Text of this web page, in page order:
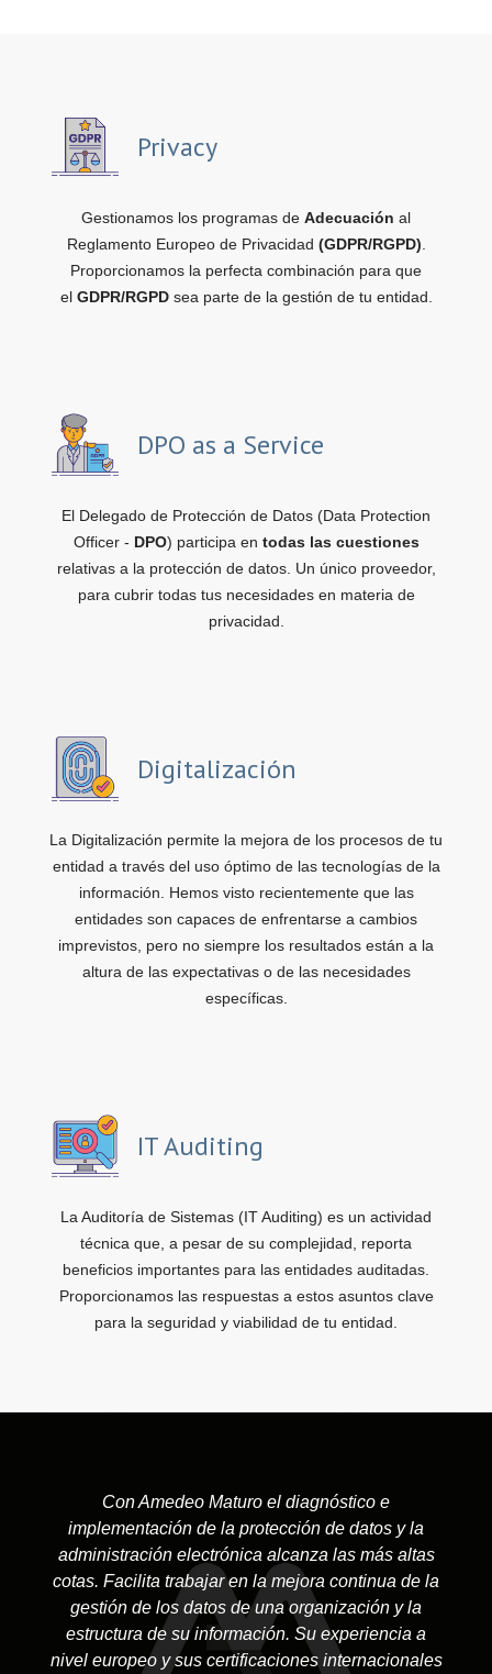
Privacy
Gestionamos los programas de Adecuación al
Reglamento Europeo de Privacidad (GDPR/RGPD)
Proporcionamos la perfecta combinación para que
el GDPR/RGPDsea parte de la gestión de tu entidad.
DPO as a Service
El Delegado de Protección de Datos (Data Protection
Officer - DPO) participa en todas las cuestiones
relativas a la protección de datos. Un único proveedor,
para cubrir todas tus necesidades en materia de
privacidad.
Digitalización
La Digitalización permite la mejora de los procesos de tu
entidad a través del uso óptimo de las tecnologías de la
información. Hemos visto recientemente que las
entidades son capaces de enfrentarse a cambios
imprevistos, pero no siempre los resultados están a la
altura de las expectativas o de las necesidades
específicas.
IT Auditing
La Auditoría de Sistemas (IT Auditing) es un actividad
técnica que, a pesar de su complejidad, reporta
beneficios importantes para las entidades auditadas.
Proporcionamos las respuestas a estos asuntos clave
para la seguridad y viabilidad de tu entidad.
Con Amedeo Maturo el diagnóstico e
implementación de la protección de datos y la
administración electrónica alcanza las más altas
cotas. Facilita trabajar en la mejora continua de la
gestión de los datos de una organización y la
estructura de su información. Su experiencia a
nivel europeo y sus certificaciones internacionales